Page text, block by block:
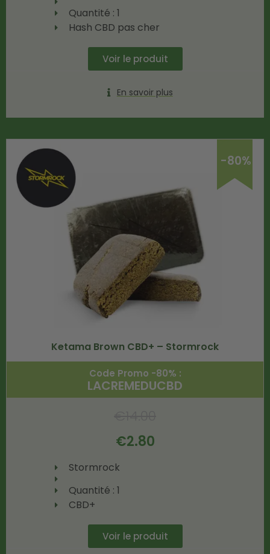
Quantité : 1
Hash CBD pas cher
Voir le produit
En savoir plus
-80%
Ketama Brown CBD+ – Stormrock
Code Promo -80% :
LACREMEDUCBD
€2.80
Stormrock
Quantité : 1
CBD+
Voir le produit